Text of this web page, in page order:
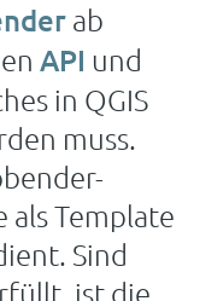
ab
API und
in QGIS
muss.
Template
Sind
ist die